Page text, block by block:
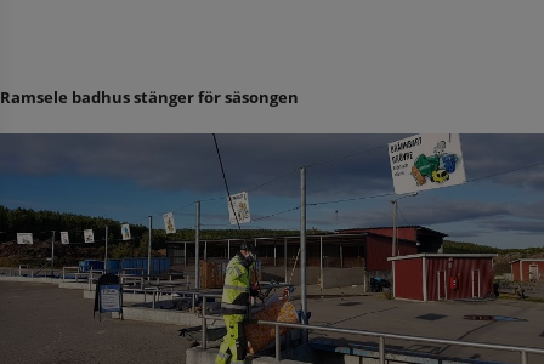
Ramsele badhus stänger för säsongen